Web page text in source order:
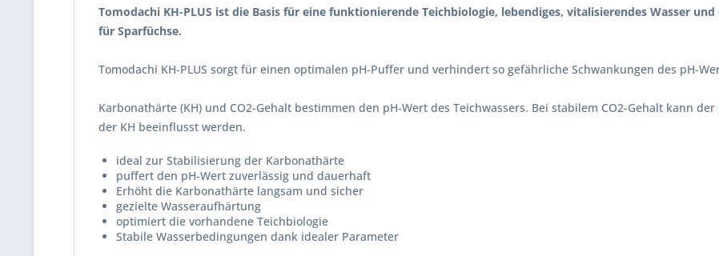
Tomodachi KH-PLUS ist die Basis für eine funktionierende Teichbiologie, lebendiges, vitalisierendes Wasser
für Sparfüchse.
Tomodachi KH-PLUS sorgt für einen optimalen pH-Puffer und verhindert so gefährliche Schwankungen des pH-
Karbonathärte (KH) und CO2-Gehalt bestimmen den pH-Wert des Teichwassers. Bei stabilem CO2-Gehalt kann
der KH beeinflusst werden.
ideal zur Stabilisierung der Karbonathärte
puffert den pH-Wert zuverlässig und dauerhaft
Erhöht die Karbonathärte langsam und sicher
gezielte Wasseraufhärtung
optimiert die vorhandene Teichbiologie
Stabile Wasserbedingungen dank idealer Parameter